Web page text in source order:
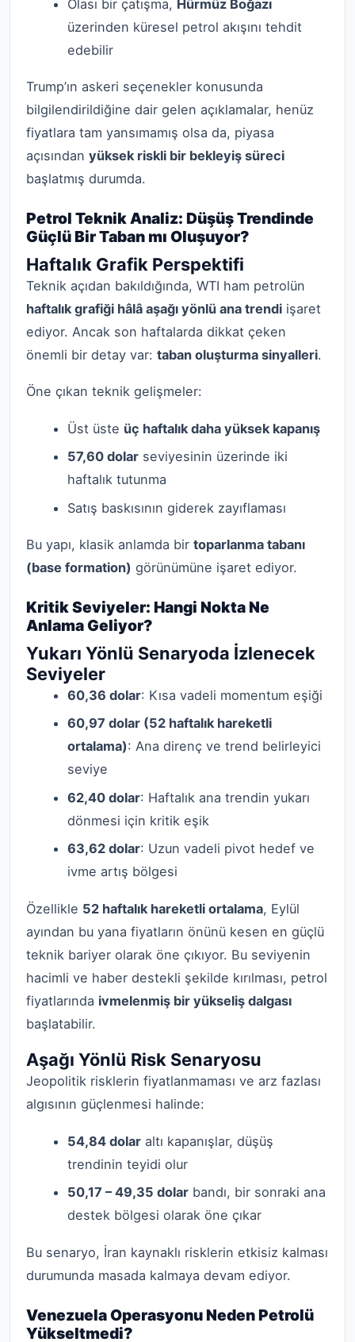
Olası bir çatışma, Hürmüz Boğazı
üzerinden küresel petrol akışını tehdit
edebilir
Trump’ın askeri seçenekler konusunda
bilgilendirildiğine dair gelen açıklamalar, henüz
fiyatlara tam yansımamış olsa da, piyasa
açısından yüksek riskli bir bekleyiş süreci
başlatmış durumda.
Petrol Teknik Analiz: Düşüş Trendinde
Güçlü Bir Taban mı Oluşuyor?
Haftalık Grafik Perspektifi
Teknik açıdan bakıldığında, WTI ham petrolün
haftalık grafiği hâlâ aşağı yönlü ana trendi işaret
ediyor. Ancak son haftalarda dikkat çeken
önemli bir detay var: taban oluşturma sinyalleri.
Öne çıkan teknik gelişmeler:
Üst üste üç haftalık daha yüksek kapanış
57,60 dolar seviyesinin üzerinde iki
haftalık tutunma
Satış baskısının giderek zayıflaması
Bu yapı, klasik anlamda bir toparlanma tabanı
(base formation) görünümüne işaret ediyor.
Kritik Seviyeler: Hangi Nokta Ne
Anlama Geliyor?
Yukarı Yönlü Senaryoda İzlenecek
Seviyeler
60,36 dolar: Kısa vadeli momentum eşiği
60,97 dolar (52 haftalık hareketli
ortalama): Ana direnç ve trend belirleyici
seviye
62,40 dolar: Haftalık ana trendin yukarı
dönmesi için kritik eşik
63,62 dolar: Uzun vadeli pivot hedef ve
ivme artış bölgesi
Özellikle 52 haftalık hareketli ortalama, Eylül
ayından bu yana fiyatların önünü kesen en güçlü
teknik bariyer olarak öne çıkıyor. Bu seviyenin
hacimli ve haber destekli şekilde kırılması, petrol
fiyatlarında ivmelenmiş bir yükseliş dalgası
başlatabilir.
Aşağı Yönlü Risk Senaryosu
Jeopolitik risklerin fiyatlanmaması ve arz fazlası
algısının güçlenmesi halinde:
54,84 dolar altı kapanışlar, düşüş
trendinin teyidi olur
50,17 – 49,35 dolar bandı, bir sonraki ana
destek bölgesi olarak öne çıkar
Bu senaryo, İran kaynaklı risklerin etkisiz kalması
durumunda masada kalmaya devam ediyor.
Venezuela Operasyonu Neden Petrolü
Yükseltmedi?